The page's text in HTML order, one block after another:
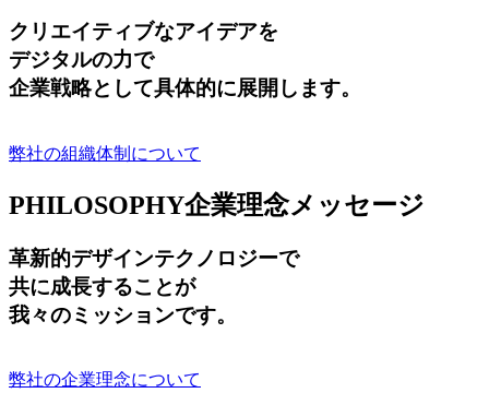
クリエイティブなアイデアを
デジタルの力で
企業戦略として具体的に展開します。
弊社の組織体制について
PHILOSOPHY企業理念メッセージ
革新的デザインテクノロジーで
共に成長することが
我々のミッションです。
弊社の企業理念について